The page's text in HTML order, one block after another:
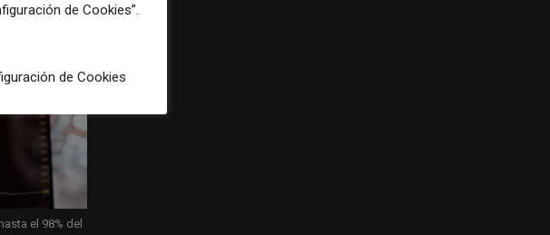
el 98% del
de Cookies”.
de Cookies